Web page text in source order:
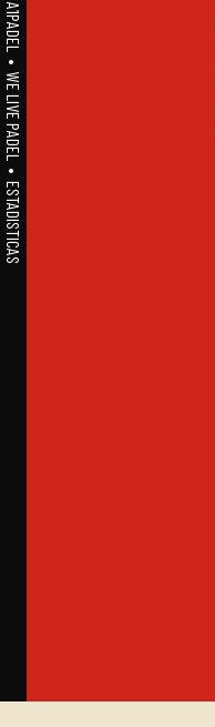
A1PADEL • WE LIVE PADEL • ESTADISTICAS